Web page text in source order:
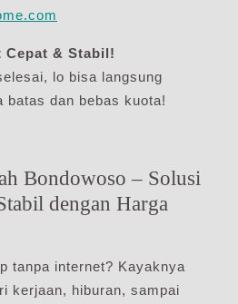
Cepat & Stabil!
lo bisa langsung
batas dan bebas kuota!
Bondowoso – Solusi
dengan Harga
tanpa internet? Kayaknya
kerjaan, hiburan, sampai